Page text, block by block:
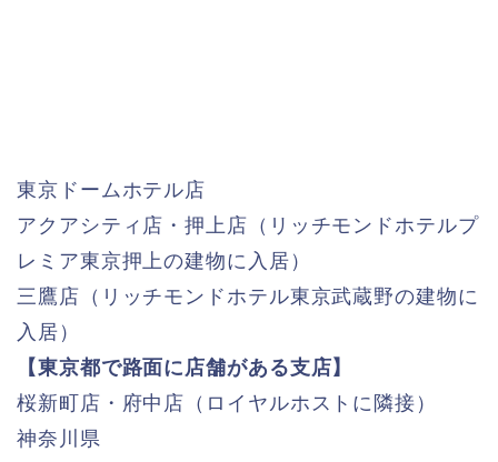
東京ドームホテル店
アクアシティ店・押上店（リッチモンドホテルプ
レミア東京押上の建物に入居）
三鷹店（リッチモンドホテル東京武蔵野の建物に
入居）
【東京都で路面に店舗がある支店】
桜新町店・府中店（ロイヤルホストに隣接）
神奈川県